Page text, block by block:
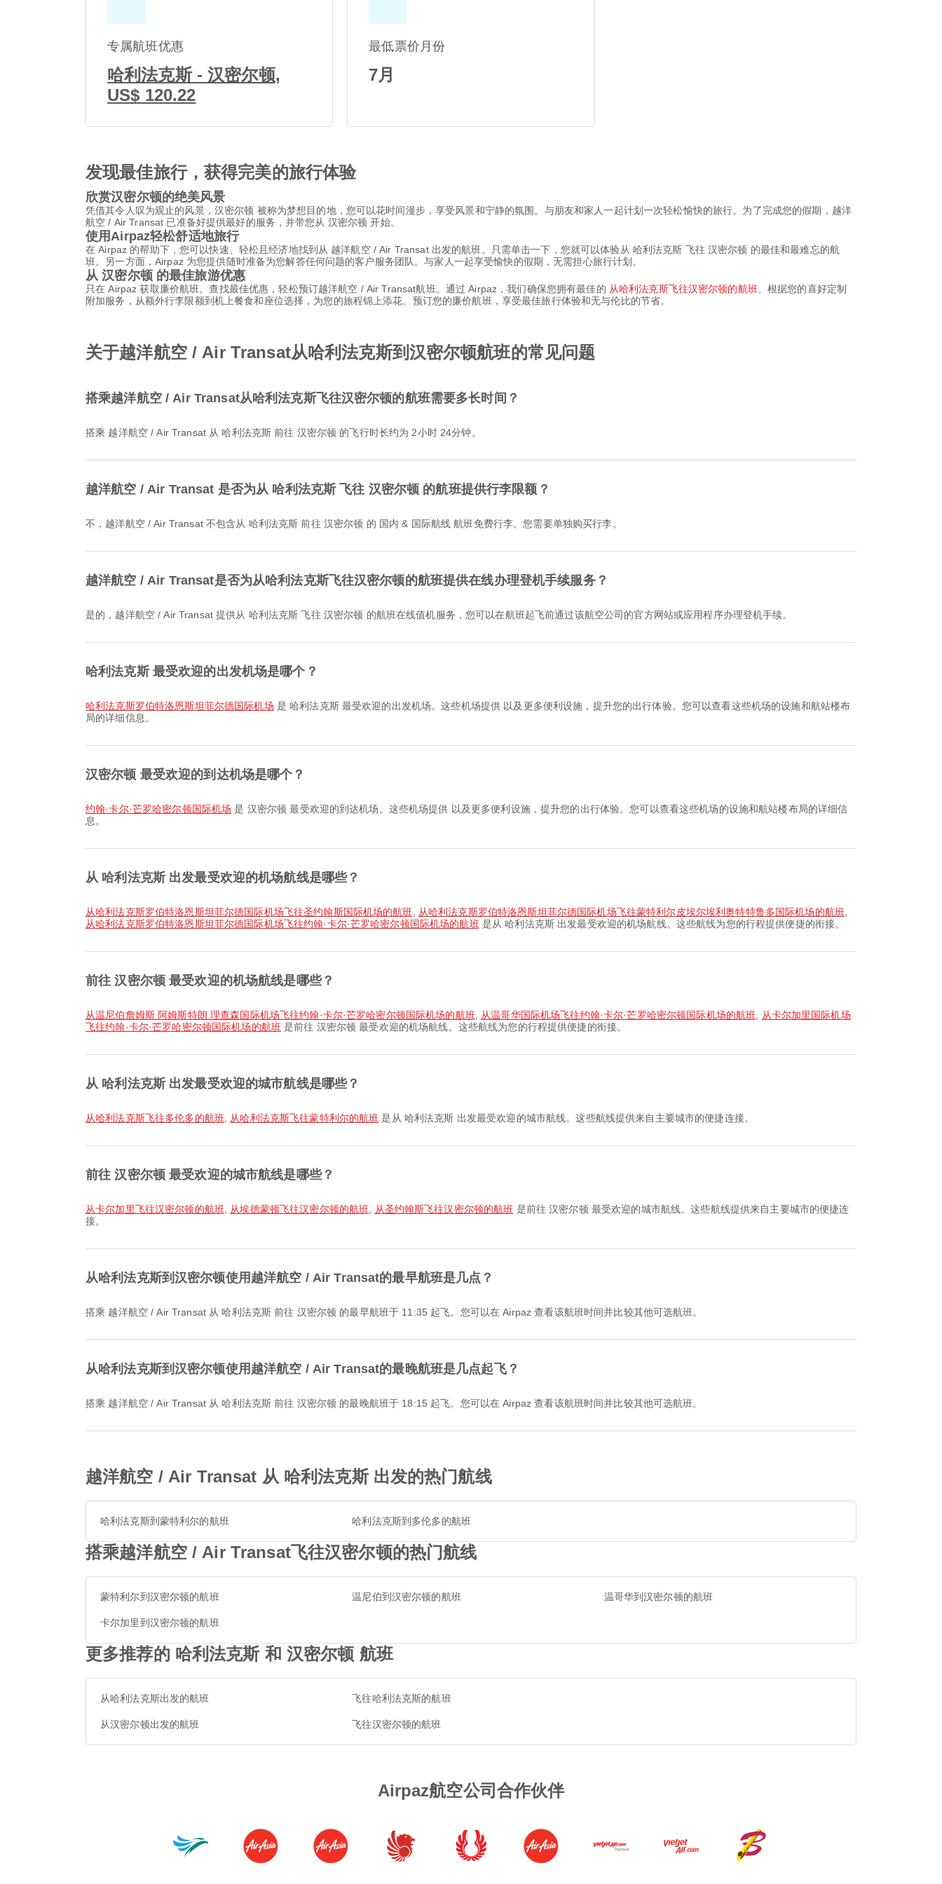
专属航班优惠
哈利法克斯 - 汉密尔顿,
US$ 120.22
最低票价月份
7月
发现最佳旅行，获得完美的旅行体验
欣赏汉密尔顿的绝美风景
凭借其令人叹为观止的风景，汉密尔顿 被称为梦想目的地，您可以花时间漫步，享受风景和宁静的氛围。与朋友和家人一起计划一次轻松愉快的旅行。为了完成您的假期，越洋
航空 / Air Transat 已准备好提供最好的服务，并带您从 汉密尔顿 开始。
使用Airpaz轻松舒适地旅行
在 Airpaz 的帮助下，您可以快速、轻松且经济地找到从 越洋航空 / Air Transat 出发的航班。只需单击一下，您就可以体验从 哈利法克斯 飞往 汉密尔顿 的最佳和最难忘的航
班。另一方面，Airpaz 为您提供随时准备为您解答任何问题的客户服务团队。与家人一起享受愉快的假期，无需担心旅行计划。
从 汉密尔顿 的最佳旅游优惠
只在 Airpaz 获取廉价航班。查找最佳优惠，轻松预订越洋航空 / Air Transat航班。通过 Airpaz，我们确保您拥有最佳的 从哈利法克斯飞往汉密尔顿的航班。根据您的喜好定制
附加服务，从额外行李限额到机上餐食和座位选择，为您的旅程锦上添花。预订您的廉价航班，享受最佳旅行体验和无与伦比的节省。
关于越洋航空 / Air Transat从哈利法克斯到汉密尔顿航班的常见问题
搭乘越洋航空 / Air Transat从哈利法克斯飞往汉密尔顿的航班需要多长时间？
搭乘 越洋航空 / Air Transat 从 哈利法克斯 前往 汉密尔顿 的飞行时长约为 2小时 24分钟。
越洋航空 / Air Transat 是否为从 哈利法克斯 飞往 汉密尔顿 的航班提供行李限额？
不，越洋航空 / Air Transat 不包含从 哈利法克斯 前往 汉密尔顿 的 国内 & 国际航线 航班免费行李。您需要单独购买行李。
越洋航空 / Air Transat是否为从哈利法克斯飞往汉密尔顿的航班提供在线办理登机手续服务？
是的，越洋航空 / Air Transat 提供从 哈利法克斯 飞往 汉密尔顿 的航班在线值机服务，您可以在航班起飞前通过该航空公司的官方网站或应用程序办理登机手续。
哈利法克斯 最受欢迎的出发机场是哪个？
哈利法克斯罗伯特洛恩斯坦菲尔德国际机场 是 哈利法克斯 最受欢迎的出发机场。这些机场提供 以及更多便利设施，提升您的出行体验。您可以查看这些机场的设施和航站楼布
局的详细信息。
汉密尔顿 最受欢迎的到达机场是哪个？
约翰·卡尔·芒罗哈密尔顿国际机场 是 汉密尔顿 最受欢迎的到达机场。这些机场提供 以及更多便利设施，提升您的出行体验。您可以查看这些机场的设施和航站楼布局的详细信
息。
从 哈利法克斯 出发最受欢迎的机场航线是哪些？
从哈利法克斯罗伯特洛恩斯坦菲尔德国际机场飞往圣约翰斯国际机场的航班 从哈利法克斯罗伯特洛恩斯坦菲尔德国际机场飞往蒙特利尔皮埃尔埃利奥特特鲁多国际机场的航班
从哈利法克斯罗伯特洛恩斯坦菲尔德国际机场飞往约翰·卡尔·芒罗哈密尔顿国际机场的航班 是从 哈利法克斯 出发最受欢迎的机场航线。这些航线为您的行程提供便捷的衔接。
前往 汉密尔顿 最受欢迎的机场航线是哪些？
从温尼伯詹姆斯 阿姆斯特朗 理查森国际机场飞往约翰·卡尔·芒罗哈密尔顿国际机场的航班 从温哥华国际机场飞往约翰·卡尔·芒罗哈密尔顿国际机场的航班
从卡尔加里国际机场
飞往约翰·卡尔·芒罗哈密尔顿国际机场的航班 是前往 汉密尔顿 最受欢迎的机场航线。这些航线为您的行程提供便捷的衔接。
从 哈利法克斯 出发最受欢迎的城市航线是哪些？
从哈利法克斯飞往多伦多的航班 从哈利法克斯飞往蒙特利尔的航班 是从 哈利法克斯 出发最受欢迎的城市航线。这些航线提供来自主要城市的便捷连接。
前往 汉密尔顿 最受欢迎的城市航线是哪些？
从卡尔加里飞往汉密尔顿的航班 从埃德蒙顿飞往汉密尔顿的航班 从圣约翰斯飞往汉密尔顿的航班 是前往 汉密尔顿 最受欢迎的城市航线。这些航线提供来自主要城市的便捷连
接。
从哈利法克斯到汉密尔顿使用越洋航空 / Air Transat的最早航班是几点？
搭乘 越洋航空 / Air Transat 从 哈利法克斯 前往 汉密尔顿 的最早航班于 11:35 起飞。您可以在 Airpaz 查看该航班时间并比较其他可选航班。
从哈利法克斯到汉密尔顿使用越洋航空 / Air Transat的最晚航班是几点起飞？
搭乘 越洋航空 / Air Transat 从 哈利法克斯 前往 汉密尔顿 的最晚航班于 18:15 起飞。您可以在 Airpaz 查看该航班时间并比较其他可选航班。
越洋航空 / Air Transat 从 哈利法克斯 出发的热门航线
哈利法克斯到蒙特利尔的航班 哈利法克斯到多伦多的航班
搭乘越洋航空 / Air Transat飞往汉密尔顿的热门航线
蒙特利尔到汉密尔顿的航班 温尼伯到汉密尔顿的航班 温哥华到汉密尔顿的航班
卡尔加里到汉密尔顿的航班
更多推荐的 哈利法克斯 和 汉密尔顿 航班
从哈利法克斯出发的航班
从汉密尔顿出发的航班
飞往哈利法克斯的航班
飞往汉密尔顿的航班
Airpaz航空公司合作伙伴